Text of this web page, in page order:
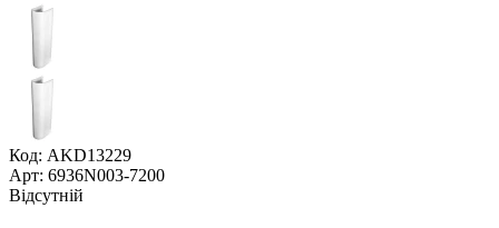
Код: AKD13229
Арт: 6936N003-7200
Відсутній